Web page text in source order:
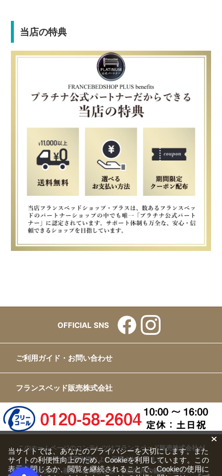
当店の特典
OFFICIAL SNS
ご利用ガイド・お問い合わせ
フランスベッド販売株式会社
このホームページのコンテンツはフランスベッド販売株式会社が
有する著作権により保護されています。
すべての文章、画像、動画などを、私的利用の範囲を超えて、許
当サイトでは、あなたのプライバシーを大切にします。また
サイトの利便性向上のため、Cookieを利用しています。この
表示を閉じるか、閲覧を継続されることで、Cookieの使用に